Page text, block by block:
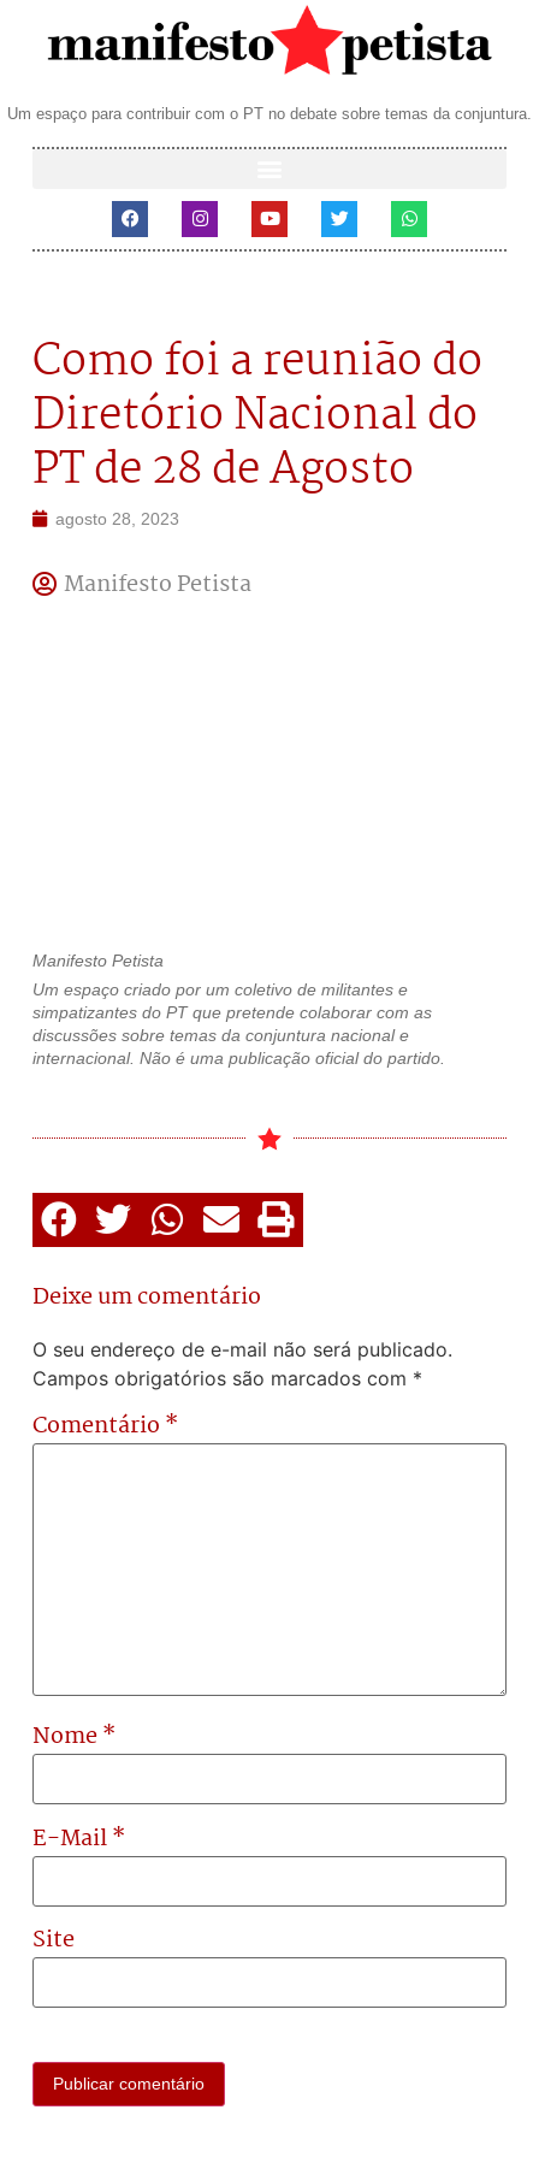
Um espaço para contribuir com o PT no debate sobre temas da conjuntura.
Como foi a reunião do
Diretório Nacional do
PT de 28 de Agosto
agosto 28, 2023
Manifesto Petista
Manifesto Petista
Um espaço criado por um coletivo de militantes e
simpatizantes do PT que pretende colaborar com as
discussões sobre temas da conjuntura nacional e
internacional. Não é uma publicação oficial do partido.
Deixe um comentário
O seu endereço de e-mail não será publicado.
Campos obrigatórios são marcados com *
Comentário *
Nome*
E-Mail*
Site